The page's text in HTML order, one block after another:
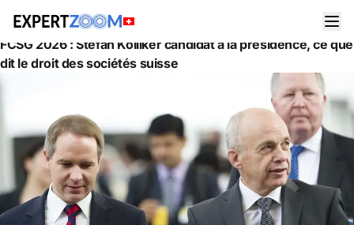
Actualités
Juridique
FCSG 2026 : Stefan Kölliker candidat à la présidence, ce que
dit le droit des sociétés suisse